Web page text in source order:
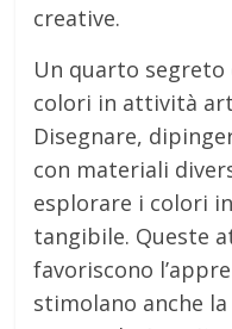
creative.
Un quarto segreto
colori in attività
Disegnare,
con materiali
esplorare i colori
tangibile. Queste
favoriscono
stimolano anche